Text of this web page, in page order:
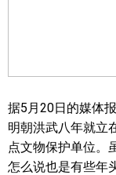
据5月20日的媒体
明朝洪武八年就立
点文物保护单位。
怎么说也是有些年